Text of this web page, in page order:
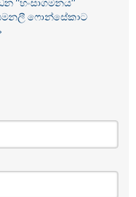
ෆොන්සේකාට